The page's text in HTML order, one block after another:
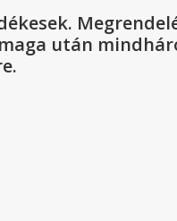
után